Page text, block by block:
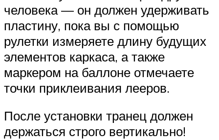
человека — он должен удерживать
пластину, пока вы с помощью
рулетки измеряете длину будущих
элементов каркаса, а также
маркером на баллоне отмечаете
точки приклеивания лееров.
После установки транец должен
держаться строго вертикально!